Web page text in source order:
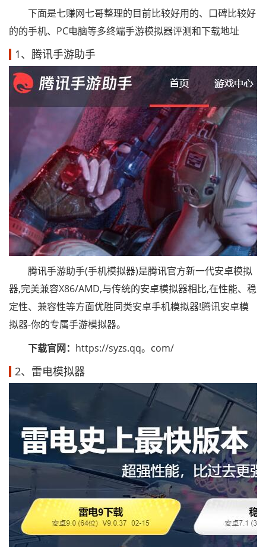
下面是七赚网七哥整理的目前比较好用的、口碑比较好
的的手机、PC电脑等多终端手游模拟器评测和下载地址
1、腾讯手游助手
腾讯手游助手(手机模拟器)是腾讯官方新一代安卓模拟
器,完美兼容X86/AMD,与传统的安卓模拟器相比,在性能、稳
定性、兼容性等方面优胜同类安卓手机模拟器!腾讯安卓模
拟器-你的专属手游模拟器。
下载官网： https://syzs.qq。com/
2、雷电模拟器